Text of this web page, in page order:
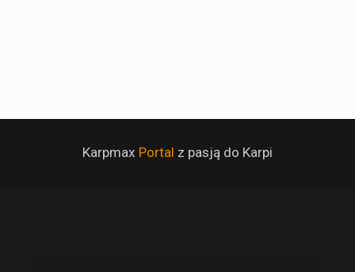
Karpmax Portal z pasją do Karpi